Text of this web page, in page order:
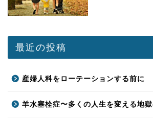
最近の投稿
産婦人科をローテーションする前に
羊水塞栓症〜多くの人生を変える地